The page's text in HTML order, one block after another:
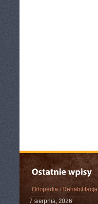
Ortopedia i Rehabilitacja
7 sierpnia, 2026